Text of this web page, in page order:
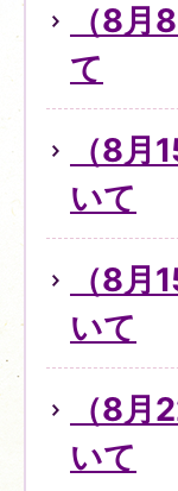
（8
て
（8
いて
（8
いて
（8
いて